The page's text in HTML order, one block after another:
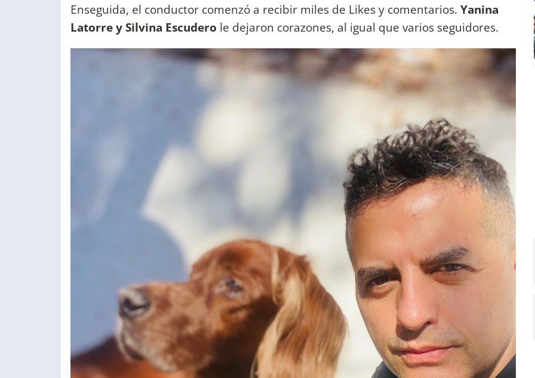
Enseguida, el conductor comenzó a recibir miles de Likes y comentarios. Yanina
Latorre y Silvina Escudero le dejaron corazones, al igual que varios seguidores.